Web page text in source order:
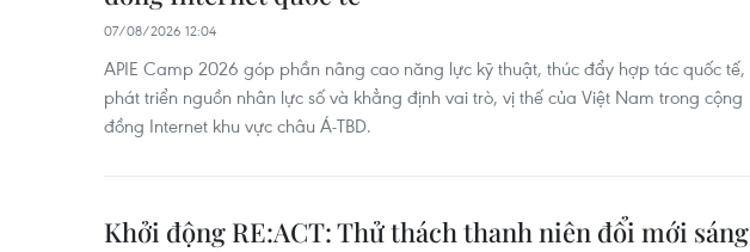
07/08/2026 12:04
APIE Camp 2026 góp phần nâng cao năng lực kỹ thuật, thúc đẩy hợp tác quốc tế,
phát triển nguồn nhân lực số và khẳng định vai trò, vị thế của Việt Nam trong cộng
đồng Internet khu vực châu Á-TBD.
Khởi động RE:ACT: Thử thách thanh niên đổi mới sáng